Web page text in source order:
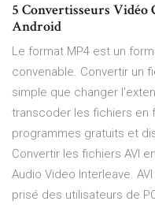
5 Convertisseurs Vidéo
Android
Le format MP4 est un
convenable. Convertir un
simple que changer
transcoder les fichiers en
programmes gratuits et
Convertir les fichiers AVI
Audio Video Interleave.
prisé des utilisateurs de